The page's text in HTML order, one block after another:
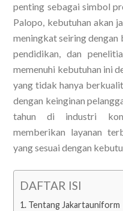
penting sebagai simbol
Palopo, kebutuhan akan
meningkat seiring
pendidikan, dan
memenuhi kebutuhan ini
yang tidak hanya
dengan keinginan
tahun di industri
memberikan layanan
yang sesuai dengan
DAFTAR ISI
Tentang Jakartauniform